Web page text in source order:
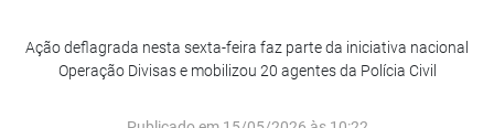
Ação deflagrada nesta sexta-feira faz parte da iniciativa nacional
Operação Divisas e mobilizou 20 agentes da Polícia Civil